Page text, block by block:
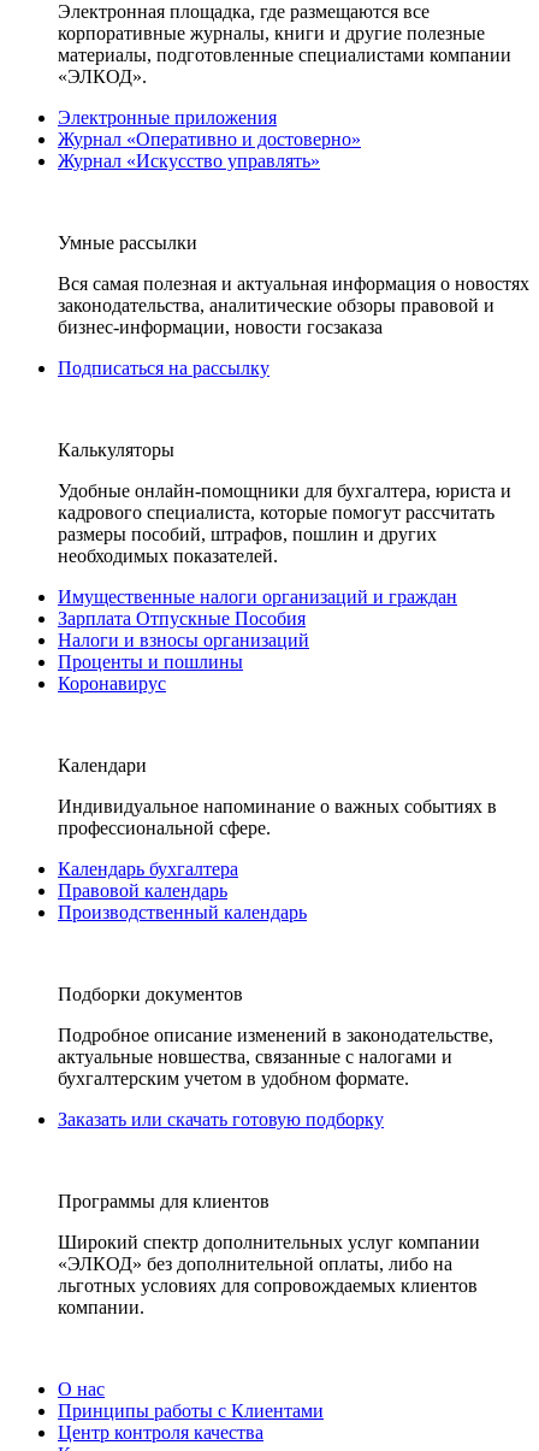
Электронная площадка, где размещаются все
корпоративные журналы, книги и другие полезные
материалы, подготовленные специалистами компании
«ЭЛКОД».
Электронные приложения
Журнал «Оперативно и достоверно»
Журнал «Искусство управлять»
Умные рассылки
Вся самая полезная и актуальная информация о новостях
законодательства, аналитические обзоры правовой и
бизнес-информации, новости госзаказа
Подписаться на рассылку
Калькуляторы
Удобные онлайн-помощники для бухгалтера, юриста и
кадрового специалиста, которые помогут рассчитать
размеры пособий, штрафов, пошлин и других
необходимых показателей.
Имущественные налоги организаций и граждан
Зарплата Отпускные Пособия
Налоги и взносы организаций
Проценты и пошлины
Коронавирус
Календари
Индивидуальное напоминание о важных событиях в
профессиональной сфере.
Календарь бухгалтера
Правовой календарь
Производственный календарь
Подборки документов
Подробное описание изменений в законодательстве,
актуальные новшества, связанные с налогами и
бухгалтерским учетом в удобном формате.
Заказать или скачать готовую подборку
Программы для клиентов
Широкий спектр дополнительных услуг компании
«ЭЛКОД» без дополнительной оплаты, либо на
льготных условиях для сопровождаемых клиентов
компании.
О нас
Принципы работы с Клиентами
Центр контроля качества